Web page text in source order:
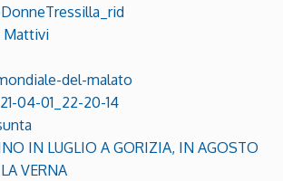
Mattivi
del-malato
04-01_22-20-14
IN LUGLIO A GORIZIA, IN AGOSTO
VERNA